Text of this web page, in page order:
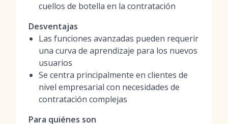
cuellos de botella en la contratación
Desventajas
Las funciones avanzadas pueden requerir
una curva de aprendizaje para los nuevos
usuarios
Se centra principalmente en clientes de
nivel empresarial con necesidades de
contratación complejas
Para quiénes son